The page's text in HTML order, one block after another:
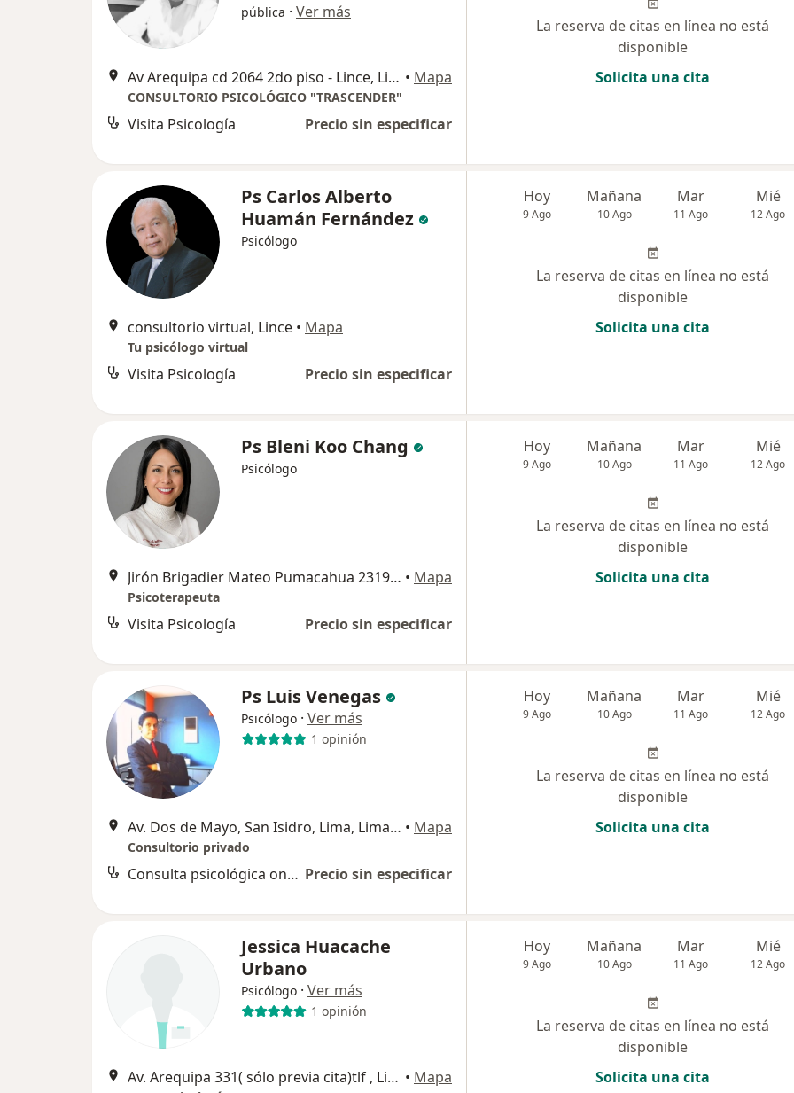
pública · Ver más
Av Arequipa cd 2064 2do piso - Lince, Lince • Mapa
CONSULTORIO PSICOLÓGICO "TRASCENDER"
Visita Psicología Precio sin especificar
La reserva de citas en línea no está
disponible
Solicita una cita
Ps Carlos Alberto
Huamán Fernández
Psicólogo
consultorio virtual, Lince • Mapa
Tu psicólogo virtual
Visita Psicología Precio sin especificar
Hoy
9 Ago
Mañana
10 Ago
Mar
11 Ago
Mié
12 Ago
La reserva de citas en línea no está
disponible
Solicita una cita
Ps Bleni Koo Chang
Psicólogo
Jirón Brigadier Mateo Pumacahua 2319, Lince • Mapa
Psicoterapeuta
Visita Psicología Precio sin especificar
Hoy
9 Ago
Mañana
10 Ago
Mar
11 Ago
Mié
12 Ago
La reserva de citas en línea no está
disponible
Solicita una cita
Ps Luis Venegas
Psicólogo · Ver más
1 opinión
Av. Dos de Mayo, San Isidro, Lima, Lima, Perú, Lima • Mapa
Consultorio privado
Consulta psicológica online Precio sin especificar
Hoy
9 Ago
Mañana
10 Ago
Mar
11 Ago
Mié
12 Ago
La reserva de citas en línea no está
disponible
Solicita una cita
Jessica Huacache
Urbano
Psicólogo · Ver más
1 opinión
Av. Arequipa 331( sólo previa cita)tlf , Lima • Mapa
Hoy
9 Ago
Mañana
10 Ago
Mar
11 Ago
Mié
12 Ago
La reserva de citas en línea no está
disponible
Solicita una cita